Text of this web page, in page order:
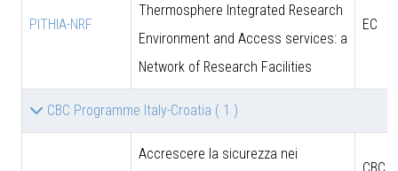
PITHIA-NRF
Thermosphere Integrated Research
Environment and Access services: a
Network of Research Facilities
EC
CBC Programme Italy-Croatia ( 1 )
Accrescere la sicurezza nei
CBC